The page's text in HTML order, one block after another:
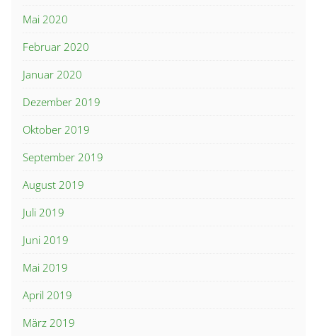
Mai 2020
Februar 2020
Januar 2020
Dezember 2019
Oktober 2019
September 2019
August 2019
Juli 2019
Juni 2019
Mai 2019
April 2019
März 2019